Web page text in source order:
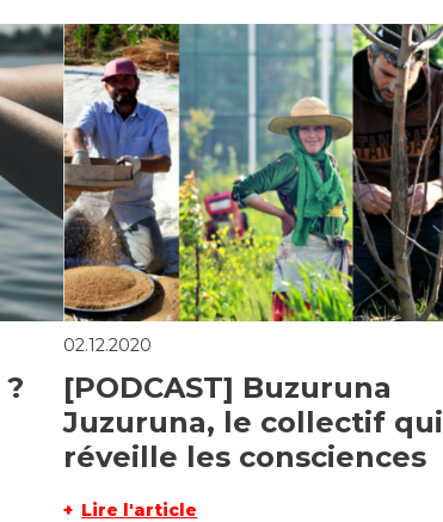
02.12.2020
[PODCAST] Buzuruna
Juzuruna, le collectif qui
réveille les consciences
Lire l'article